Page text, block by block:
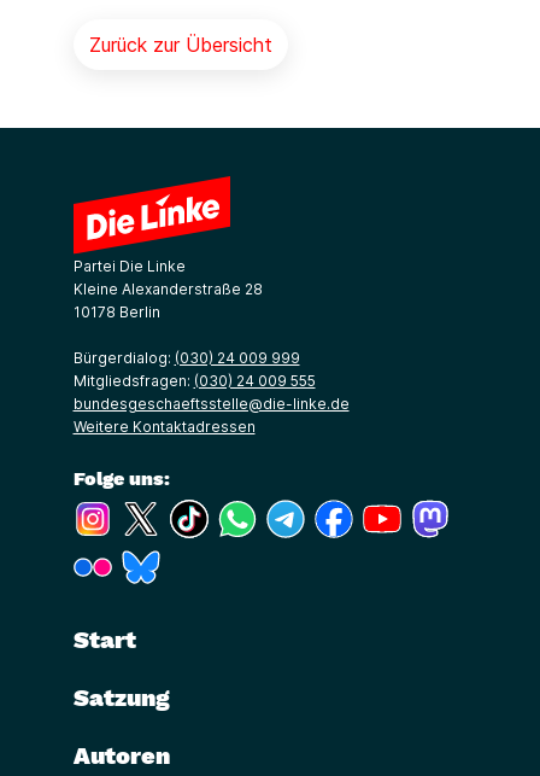
Zurück zur Übersicht
Partei Die Linke
Kleine Alexanderstraße 28
10178 Berlin
Bürgerdialog: (030) 24 009 999
Mitgliedsfragen: (030) 24 009 555
bundesgeschaeftsstelle@die-linke.de
Weitere Kontaktadressen
Folge uns:
(Link öffnet ein neues Fenster)
(Link öffnet ein neues Fenster)
(Link öffnet ein neues Fenster)
(Link öffnet ein neues Fenster)
(Link öffnet ein neues Fenster)
(Link öffnet ein neues
(Link öffnet ein
(Link öffnet ein neues Fenster)
Start
Satzung
Autoren